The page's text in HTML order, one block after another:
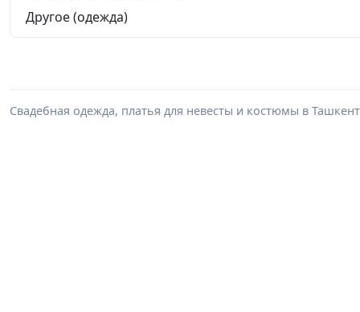
Другое (одежда)
Свадебная одежда, платья для невесты и костюмы в